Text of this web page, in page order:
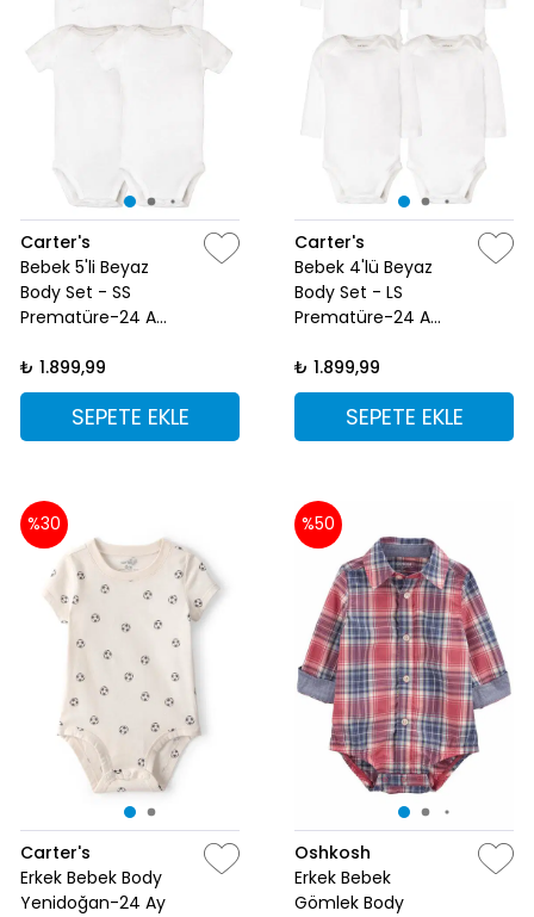
Carter's
Bebek 5'li Beyaz
Body Set - SS
Prematüre-24 Ay
₺ 1.899,99
SEPETE EKLE
Carter's
Bebek 4'lü Beyaz
Body Set - LS
Prematüre-24 Ay
₺ 1.899,99
SEPETE EKLE
%30
Carter's
Erkek Bebek Body
Yenidoğan-24 Ay
%50
Oshkosh
Erkek Bebek
Gömlek Body